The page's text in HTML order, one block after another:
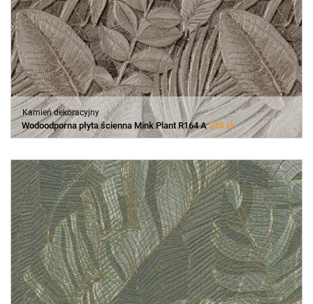
Kamień dekoracyjny
Wodoodporna płyta ścienna Mink Plant R164 A215 zł